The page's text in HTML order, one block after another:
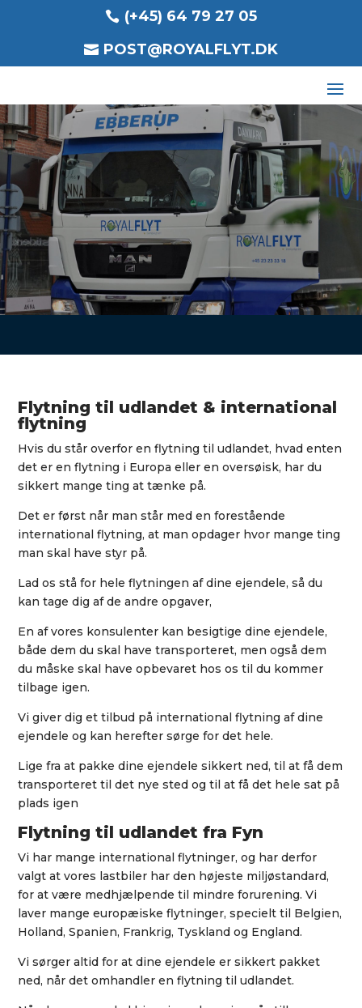
(+45) 64 79 27 05
POST@ROYALFLYT.DK
Flytning til udlandet & international
flytning
Hvis du står overfor en flytning til udlandet, hvad enten
det er en flytning i Europa eller en oversøisk, har du
sikkert mange ting at tænke på.
Det er først når man står med en forestående
international flytning, at man opdager hvor mange ting
man skal have styr på.
Lad os stå for hele flytningen af dine ejendele, så du
kan tage dig af de andre opgaver,
En af vores konsulenter kan besigtige dine ejendele,
både dem du skal have transporteret, men også dem
du måske skal have opbevaret hos os til du kommer
tilbage igen.
Vi giver dig et tilbud på international flytning af dine
ejendele og kan herefter sørge for det hele.
Lige fra at pakke dine ejendele sikkert ned, til at få dem
transporteret til det nye sted og til at få det hele sat på
plads igen
Flytning til udlandet fra Fyn
Vi har mange international flytninger, og har derfor
valgt at vores lastbiler har den højeste miljøstandard,
for at være medhjælpende til mindre forurening. Vi
laver mange europæiske flytninger, specielt til Belgien,
Holland, Spanien, Frankrig, Tyskland og England.
Vi sørger altid for at dine ejendele er sikkert pakket
ned, når det omhandler en flytning til udlandet.